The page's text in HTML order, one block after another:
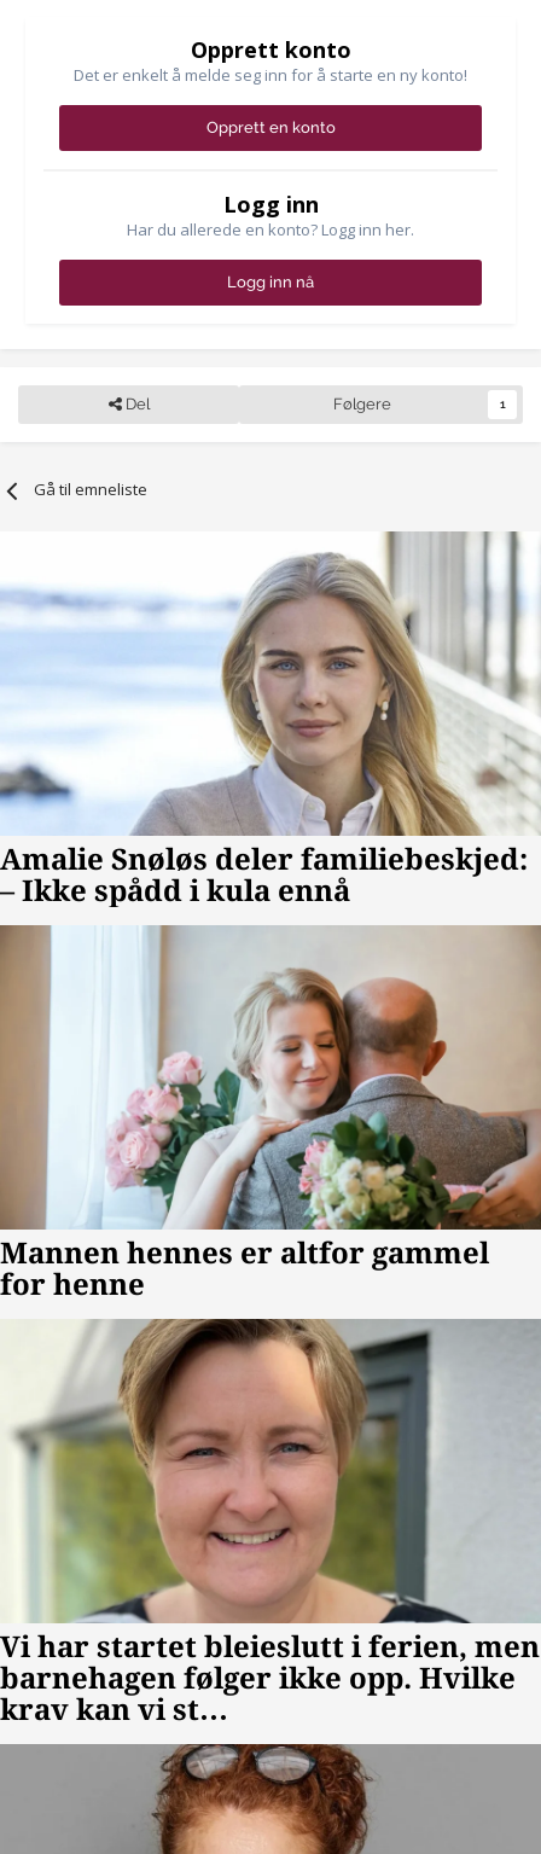
Opprett konto
Det er enkelt å melde seg inn for å starte en ny konto!
Opprett en konto
Logg inn
Har du allerede en konto? Logg inn her.
Logg inn nå
Del Følgere 1
Gå til emneliste